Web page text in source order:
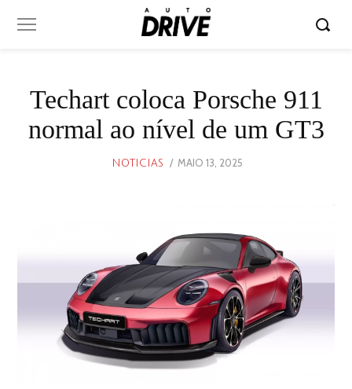
Techart coloca Porsche 911
normal ao nível de um GT3
NOTICIAS
POSTED
MAIO 13, 2025